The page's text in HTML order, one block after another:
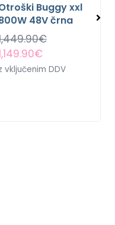
Buggy xxl
48V črna
€
€
vključenim DDV